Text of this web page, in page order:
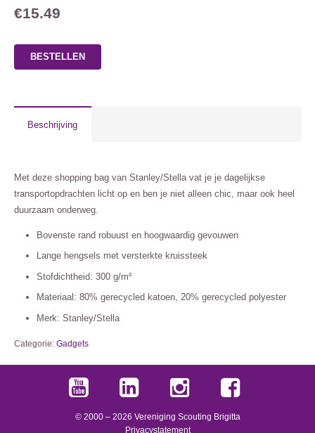
€15.49
BESTELLEN
Beschrijving
Met deze shopping bag van Stanley/Stella vat je je dagelijkse
transportopdrachten licht op en ben je niet alleen chic, maar ook heel
duurzaam onderweg.
Bovenste rand robuust en hoogwaardig gevouwen
Lange hengsels met versterkte kruissteek
Stofdichtheid: 300 g/m²
Materiaal: 80% gerecycled katoen, 20% gerecycled polyester
Merk: Stanley/Stella
Categorie: Gadgets
© 2000 – 2026 Vereniging Scouting Brigitta
Privacystatement